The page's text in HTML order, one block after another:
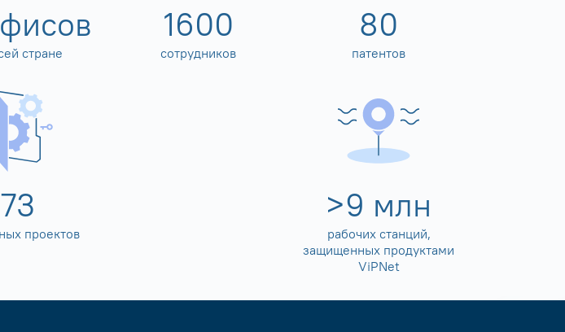
стране
1600
сотрудников
80
патентов
80
проектов
>10 млн
рабочих станций,
защищенных продуктами
ViPNet